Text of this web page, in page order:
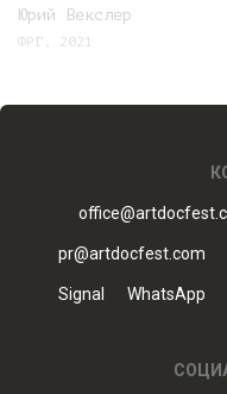
Юрий Векслер
ФРГ, 2021
pr@artdocfest.com
Signal WhatsApp